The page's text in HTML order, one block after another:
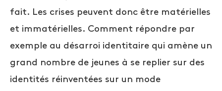
fait. Les crises peuvent donc être matérielles
et immatérielles. Comment répondre par
exemple au désarroi identitaire qui amène un
grand nombre de jeunes à se replier sur des
identités réinventées sur un mode